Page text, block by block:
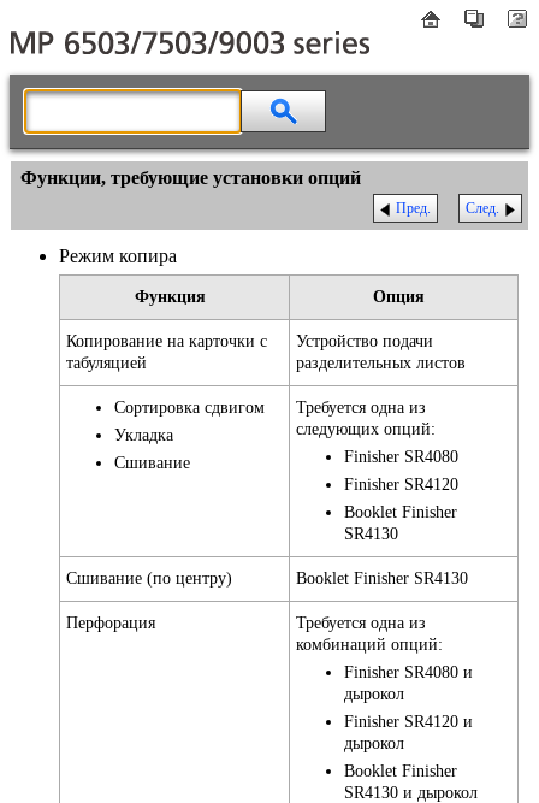
Функции, требующие установки опций
Пред. След.
Режим копира
Функция Опция
Копирование на карточки с
табуляцией
Устройство подачи
разделительных листов
Сортировка сдвигом
Укладка
Сшивание
Требуется одна из
следующих опций:
Finisher SR4080
Finisher SR4120
Booklet Finisher
SR4130
Сшивание (по центру) Booklet Finisher SR4130
Перфорация
Требуется одна из
комбинаций опций:
Finisher SR4080 и
дырокол
Finisher SR4120 и
дырокол
Booklet Finisher
SR4130 и дырокол